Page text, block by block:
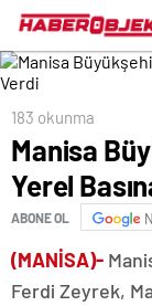
183 okunma
Manisa
Yerel
ABONE OL
(MANİSA)-
Ferdi Zeyrek,